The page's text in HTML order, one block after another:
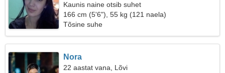
Kaunis naine otsib suhet
166 cm (5'6"), 55 kg (121 naela)
Tõsine suhe
Nora
22 aastat vana, Lõvi